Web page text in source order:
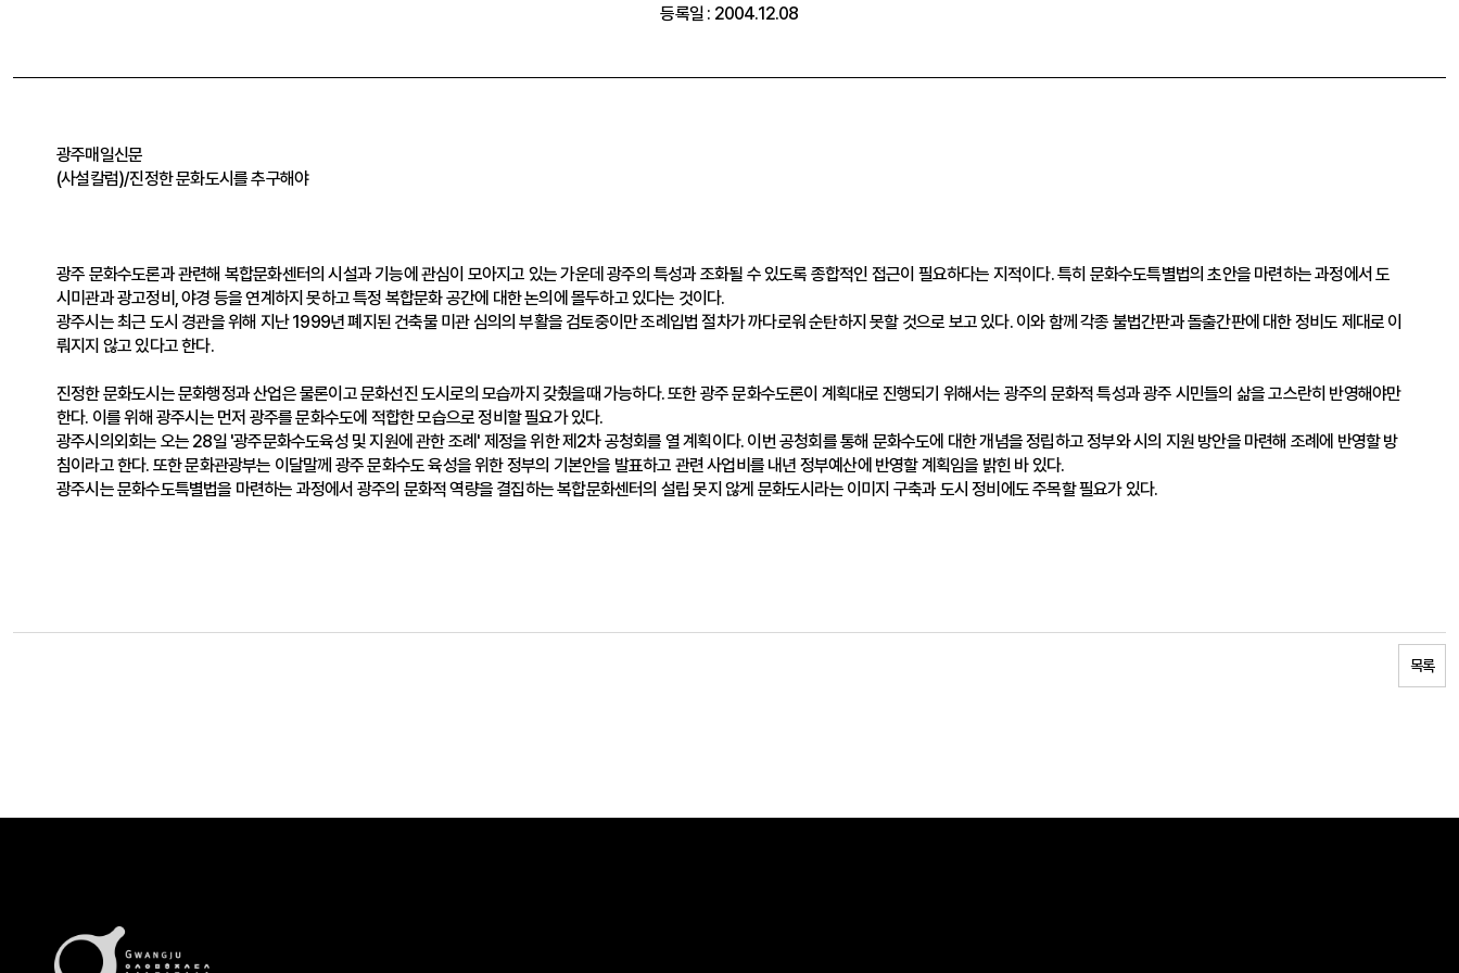
등록일 : 2004.12.08
광주매일신문
(사설칼럼)/진정한 문화도시를 추구해야
광주 문화수도론과 관련해 복합문화센터의 시설과 기능에 관심이 모아지고 있는 가운데 광주의 특성과 조화될 수 있도록 종합적인 접근이 필요하다는 지적이다. 특히 문화수도특별법의 초안을 마련하는 과정에서 도
시미관과 광고정비, 야경 등을 연계하지 못하고 특정 복합문화 공간에 대한 논의에 몰두하고 있다는 것이다.
광주시는 최근 도시 경관을 위해 지난 1999년 폐지된 건축물 미관 심의의 부활을 검토중이만 조례입법 절차가 까다로워 순탄하지 못할 것으로 보고 있다. 이와 함께 각종 불법간판과 돌출간판에 대한 정비도 제대로 이
뤄지지 않고 있다고 한다.
진정한 문화도시는 문화행정과 산업은 물론이고 문화선진 도시로의 모습까지 갖췄을때 가능하다. 또한 광주 문화수도론이 계획대로 진행되기 위해서는 광주의 문화적 특성과 광주 시민들의 삶을 고스란히 반영해야만
한다. 이를 위해 광주시는 먼저 광주를 문화수도에 적합한 모습으로 정비할 필요가 있다.
광주시의외회는 오는 28일 '광주문화수도육성 및 지원에 관한 조례' 제정을 위한 제2차 공청회를 열 계획이다. 이번 공청회를 통해 문화수도에 대한 개념을 정립하고 정부와 시의 지원 방안을 마련해 조례에 반영할 방
침이라고 한다. 또한 문화관광부는 이달말께 광주 문화수도 육성을 위한 정부의 기본안을 발표하고 관련 사업비를 내년 정부예산에 반영할 계획임을 밝힌 바 있다.
광주시는 문화수도특별법을 마련하는 과정에서 광주의 문화적 역량을 결집하는 복합문화센터의 설립 못지 않게 문화도시라는 이미지 구축과 도시 정비에도 주목할 필요가 있다.
목록